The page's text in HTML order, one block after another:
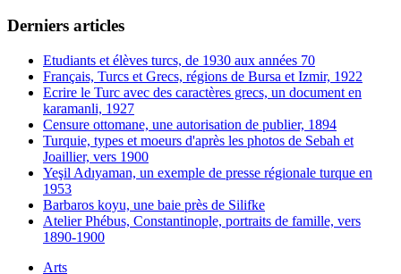
Derniers articles
Etudiants et élèves turcs, de 1930 aux années 70
Français, Turcs et Grecs, régions de Bursa et Izmir, 1922
Ecrire le Turc avec des caractères grecs, un document en
karamanli, 1927
Censure ottomane, une autorisation de publier, 1894
Turquie, types et moeurs d'après les photos de Sebah et
Joaillier, vers 1900
Yeşil Adıyaman, un exemple de presse régionale turque en
1953
Barbaros koyu, une baie près de Silifke
Atelier Phébus, Constantinople, portraits de famille, vers
1890-1900
Arts